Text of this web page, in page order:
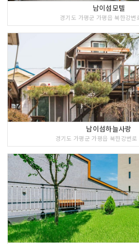
남이섬모텔
경기도 가평군 가평읍 북한강
남이섬하늘사랑
경기도 가평군 가평읍 북한강변